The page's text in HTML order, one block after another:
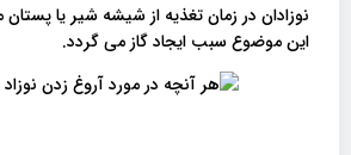
نوزادان در زمان تغذیه از شیشه شیر یا پستان
این موضوع سبب ایجاد گاز می گردد.